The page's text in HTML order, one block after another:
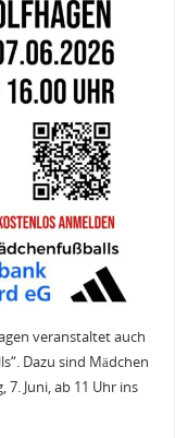
veranstaltet auch
Dazu sind Mädchen
7. Juni, ab 11 Uhr ins